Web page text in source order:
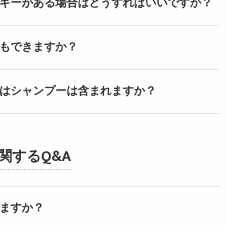
できますか？
シャンプーは含まれますか？
するQ&A
すか？